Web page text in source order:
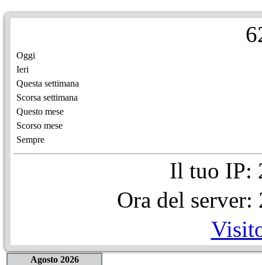
6
Oggi
Ieri
Questa settimana
Scorsa settimana
Questo mese
Scorso mese
Sempre
Il tuo IP:
Ora del
Agosto 2026